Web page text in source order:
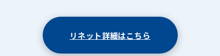
リネット詳細はこちら